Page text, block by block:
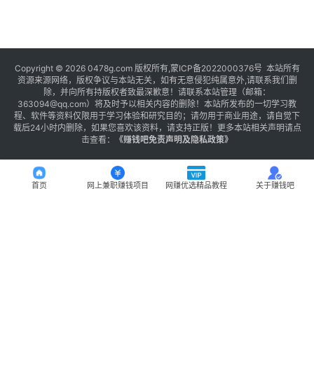
Copyright © 2026 0478g.com 版权所有,蒙ICP备2022000376号 本站所有
资源来源网络，版权争议与本站无关，如有无意侵犯纯属意外,请联系我们删
除，并向所有持版权者致最深歉意！请联系本站管理（邮箱：
363094@qq.com）将及时予以相关内容的删除！本站所发布的一切学习教
程、软件等资料仅限用于学习体验和研究目的；请勿用于商业用途，请自觉下
载后24小时内删除，如果您喜欢该资料，请支持正版！更多本站相关声明请点
击查看：
《赚钱吧免责声明及隐私政策》
首页 网上兼职赚钱项目 网赚优选精品教程 关于赚钱吧